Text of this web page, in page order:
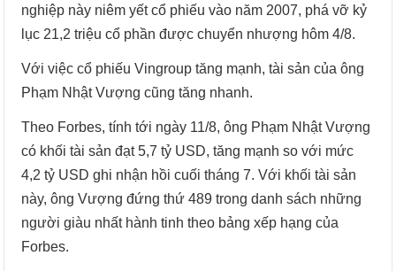
nghiệp này niêm yết cổ phiếu vào năm 2007, phá vỡ kỷ
lục 21,2 triệu cổ phần được chuyển nhượng hôm 4/8.
Với việc cổ phiếu Vingroup tăng mạnh, tài sản của ông
Phạm Nhật Vượng cũng tăng nhanh.
Theo Forbes, tính tới ngày 11/8, ông Phạm Nhật Vượng
có khối tài sản đạt 5,7 tỷ USD, tăng mạnh so với mức
4,2 tỷ USD ghi nhận hồi cuối tháng 7. Với khối tài sản
này, ông Vượng đứng thứ 489 trong danh sách những
người giàu nhất hành tinh theo bảng xếp hạng của
Forbes.